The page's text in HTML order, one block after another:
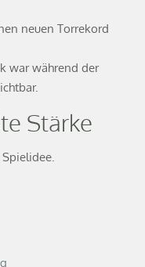
neuen Torrekord
war während der
Stärke